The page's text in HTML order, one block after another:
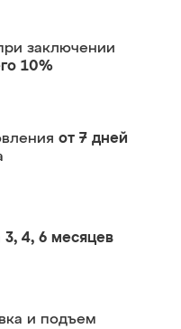
заключении
10%
от 7 дней
3, 4, 6 месяцев
и подъем